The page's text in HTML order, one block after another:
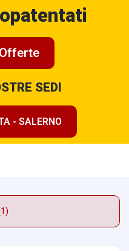
SEDI
- SALERNO
(1)